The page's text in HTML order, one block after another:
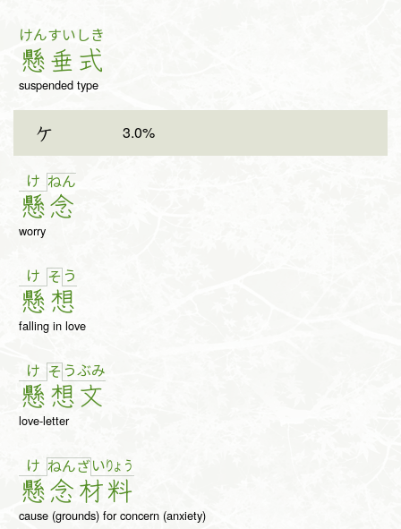
けん
懸
すい
垂
しき
式
suspended type
ケ 3.0%
け
懸
ねん
念
worry
け
懸
そ う
想
falling in love
け
懸
そ う
想
ぶみ
文
love-letter
け
懸
ねん
念
ざい
材
りょ う
料
cause (grounds) for concern (anxiety)